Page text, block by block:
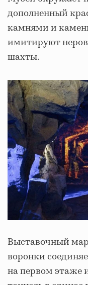
дополненный
камнями и
имитируют
шахты.
Выставочный
воронки
на первом